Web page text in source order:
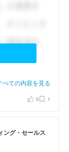
べての内容を見る
0 1
ング・セールス